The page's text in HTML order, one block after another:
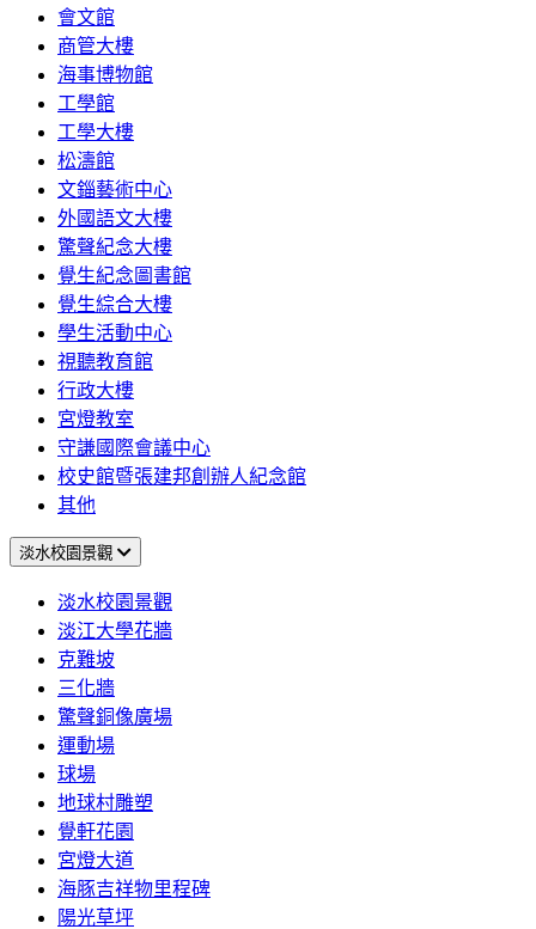
會文館
商管大樓
海事博物館
工學館
工學大樓
松濤館
文錙藝術中心
外國語文大樓
驚聲紀念大樓
覺生紀念圖書館
覺生綜合大樓
學生活動中心
視聽教育館
行政大樓
宮燈教室
守謙國際會議中心
校史館暨張建邦創辦人紀念館
其他
淡水校園景觀
淡水校園景觀
淡江大學花牆
克難坡
三化牆
驚聲銅像廣場
運動場
球場
地球村雕塑
覺軒花園
宮燈大道
海豚吉祥物里程碑
陽光草坪